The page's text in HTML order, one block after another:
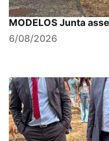
MODELOS Junta
6/08/2026